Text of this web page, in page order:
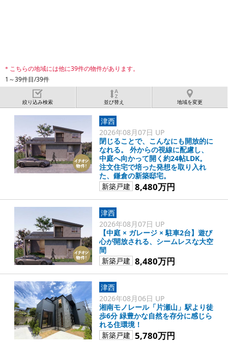
＊こちらの地域には他に39件の物件があります。
1～39件目/39件
絞り込み検索 並び替え 地域を変更
津西
2026年08月07日 UP
閉じることで、こんなにも開放的に
なれる。 外からの視線に配慮し、
中庭へ向かって開く約24帖LDK。
注文住宅で培った発想を取り入れ
た、鎌倉の新築邸宅。
新築戸建 8,480万円
津西
2026年08月07日 UP
【中庭 × ガレージ × 駐車2台】遊び
心が開放される、シームレスな大空
間
新築戸建 8,480万円
津西
2026年08月06日 UP
湘南モノレール「片瀬山」駅より徒
歩6分 緑豊かな自然を存分に感じら
れる住環境！
新築戸建 5,780万円